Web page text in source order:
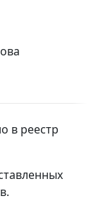
в реестр